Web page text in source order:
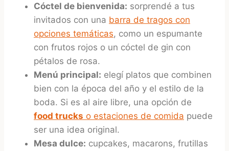
Cóctel de bienvenida: sorprendé a tus
invitados con una barra de tragos con
opciones temáticas, como un espumante
con frutos rojos o un cóctel de gin con
pétalos de rosa.
Menú principal: elegí platos que combinen
bien con la época del año y el estilo de la
boda. Si es al aire libre, una opción de
food trucks o estaciones de comida puede
ser una idea original.
Mesa dulce: cupcakes, macarons, frutillas